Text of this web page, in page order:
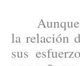
Aunque
la relación
sus